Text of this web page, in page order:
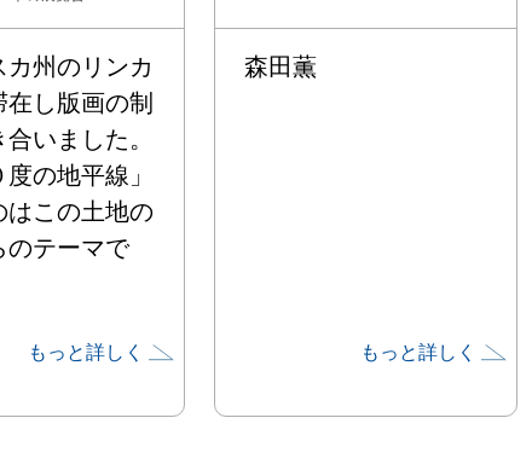
カ州のリンカ
在し版画の制
いました。
度の地平線」
はこの土地の
のテーマで
の森田薫
もっと詳しく
森田薫
もっと詳しく